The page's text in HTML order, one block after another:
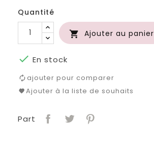
Quantité
 Ajouter au panier
 En stock
ajouter pour comparer
Ajouter à la liste de souhaits
Part